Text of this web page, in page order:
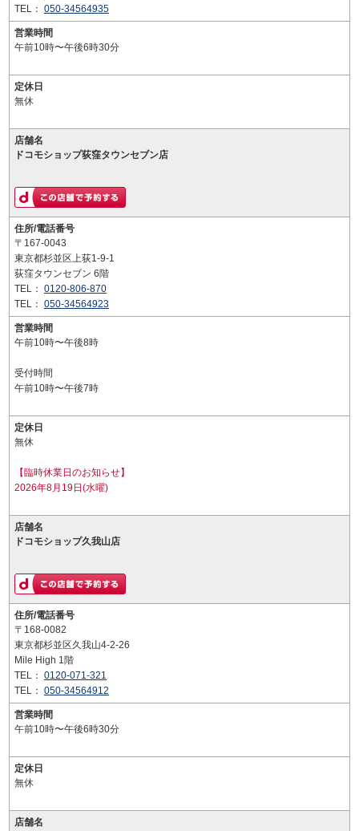
TEL： 050-34564935
営業時間
午前10時〜午後6時30分
定休日
無休
店舗名
ドコモショップ荻窪タウンセブン店
住所/電話番号
〒167-0043
東京都杉並区上荻1-9-1
荻窪タウンセブン 6階
TEL： 0120-806-870
TEL： 050-34564923
営業時間
午前10時〜午後8時
受付時間
午前10時〜午後7時
定休日
無休
【臨時休業日のお知らせ】
2026年8月19日(水曜)
店舗名
ドコモショップ久我山店
住所/電話番号
〒168-0082
東京都杉並区久我山4-2-26
Mile High 1階
TEL： 0120-071-321
TEL： 050-34564912
営業時間
午前10時〜午後6時30分
定休日
無休
店舗名